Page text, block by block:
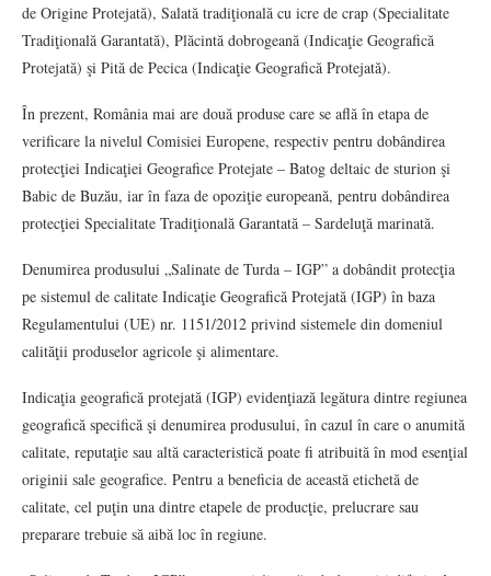
de Origine Protejată), Salată tradiţională cu icre de crap (Specialitate
Tradiţională Garantată), Plăcintă dobrogeană (Indicaţie Geografică
Protejată) şi Pită de Pecica (Indicaţie Geografică Protejată).
În prezent, România mai are două produse care se află în etapa de
verificare la nivelul Comisiei Europene, respectiv pentru dobândirea
protecţiei Indicaţiei Geografice Protejate – Batog deltaic de sturion şi
Babic de Buzău, iar în faza de opoziţie europeană, pentru dobândirea
protecţiei Specialitate Tradiţională Garantată – Sardeluţă marinată.
Denumirea produsului „Salinate de Turda – IGP” a dobândit protecţia
pe sistemul de calitate Indicaţie Geografică Protejată (IGP) în baza
Regulamentului (UE) nr. 1151/2012 privind sistemele din domeniul
calităţii produselor agricole şi alimentare.
Indicaţia geografică protejată (IGP) evidenţiază legătura dintre regiunea
geografică specifică şi denumirea produsului, în cazul în care o anumită
calitate, reputaţie sau altă caracteristică poate fi atribuită în mod esenţial
originii sale geografice. Pentru a beneficia de această etichetă de
calitate, cel puţin una dintre etapele de producţie, prelucrare sau
preparare trebuie să aibă loc în regiune.